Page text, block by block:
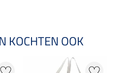
KOCHTEN OOK